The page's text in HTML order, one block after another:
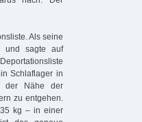
Als seine
und sagte auf
Schlaflager in
der Nähe der
zu entgehen.
kg – in einer